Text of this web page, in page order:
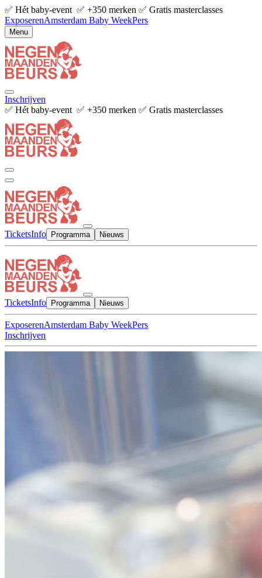
✅ Hét baby-event ✅ +350 merken ✅ Gratis masterclasses
ExposerenAmsterdam Baby WeekPers
Menu
Inschrijven
✅ Hét baby-event ✅ +350 merken ✅ Gratis masterclasses
TicketsInfo Programma Nieuws
TicketsInfo Programma Nieuws
ExposerenAmsterdam Baby WeekPers
Inschrijven